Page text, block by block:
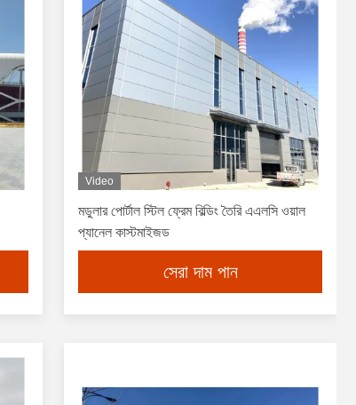
Video
মডুলার পোর্টাল স্টিল ফ্রেম বিল্ডিং তৈরি এএলসি ওয়াল
প্যানেল কাস্টমাইজড
সেরা দাম পান